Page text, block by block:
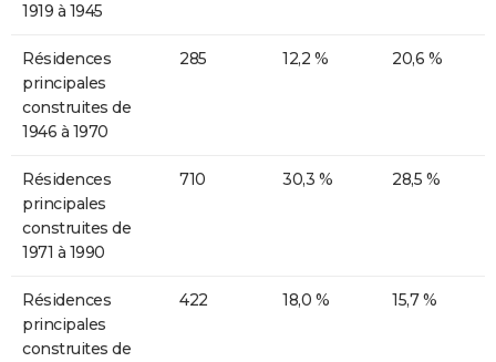
1919 à 1945
Résidences
principales
construites de
1946 à 1970
285 12,2 % 20,6 %
Résidences
principales
construites de
1971 à 1990
710 30,3 % 28,5 %
Résidences
principales
construites de
422 18,0 % 15,7 %